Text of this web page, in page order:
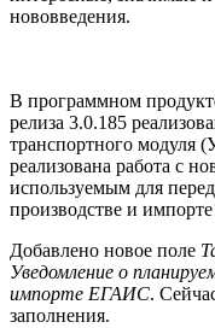
нововведения.
В программном
релиза 3.0.185
транспортного
реализована работа с
используемым для
производстве и
Добавлено новое поле
Уведомление о
импорте ЕГАИС.
заполнения.